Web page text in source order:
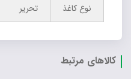
نوع کاغذ
تحریر
کالاهای مرتبط